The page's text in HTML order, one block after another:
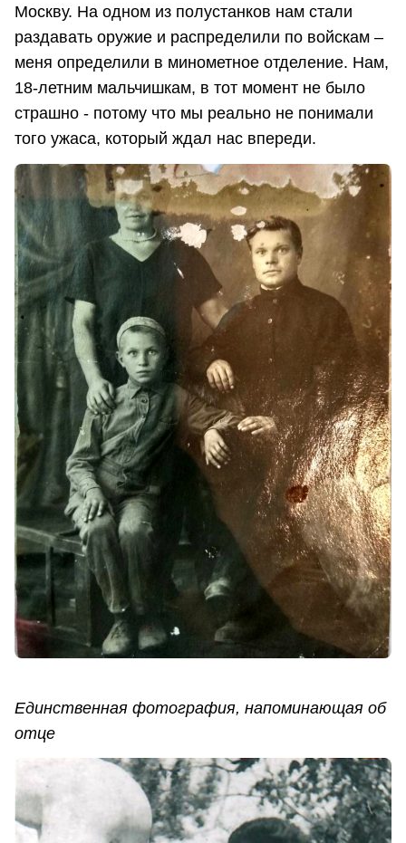
Москву. На одном из полустанков нам стали
раздавать оружие и распределили по войскам –
меня определили в минометное отделение. Нам,
18-летним мальчишкам, в тот момент не было
страшно - потому что мы реально не понимали
того ужаса, который ждал нас впереди.
Единственная фотография, напоминающая об
отце